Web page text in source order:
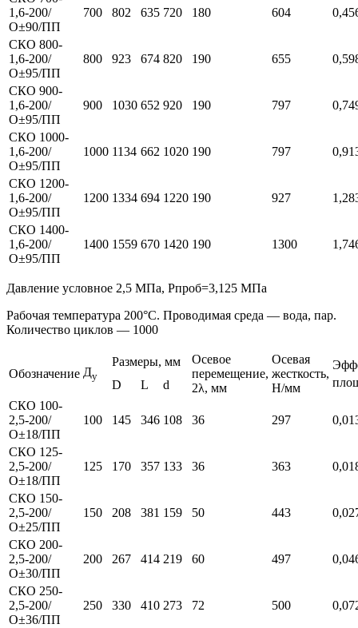
1,6-200/
О±90/ПП
700 802 635 720 180 604
СКО 800-
1,6-200/
О±95/ПП
800 923 674 820 190 655
СКО 900-
1,6-200/
О±95/ПП
900 1030 652 920 190 797
СКО 1000-
1,6-200/
О±95/ПП
1000 1134 662 1020 190 797
СКО 1200-
1,6-200/
О±95/ПП
1200 1334 694 1220 190 927
СКО 1400-
1,6-200/
О±95/ПП
1400 1559 670 1420 190 1300
Давление условное 2,5 МПа, Pпроб=3,125 МПа
Рабочая температура 200°C. Проводимая среда — вода, пар.
Количество циклов — 1000
Обозначение Ду
Размеры, мм
Осевое
перемещение,
2λ, мм
Осевая
жесткость,
Н/мм
D L
d
СКО 100-
2,5-200/
О±18/ПП
100 145 346 108 36 297
СКО 125-
2,5-200/
О±18/ПП
125 170 357 133 36 363
СКО 150-
2,5-200/
О±25/ПП
150 208 381 159 50 443
СКО 200-
2,5-200/
О±30/ПП
200 267 414 219 60 497
СКО 250-
2,5-200/
О±36/ПП
250 330 410 273 72 500